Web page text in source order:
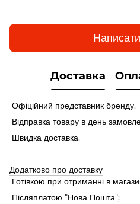
Доставка
Офіційний представник бренду.
Відправка товару в день
Швидка доставка.
Додатково про доставку
Готівкою при отриманні в
Післяплатою "Нова Пошта";